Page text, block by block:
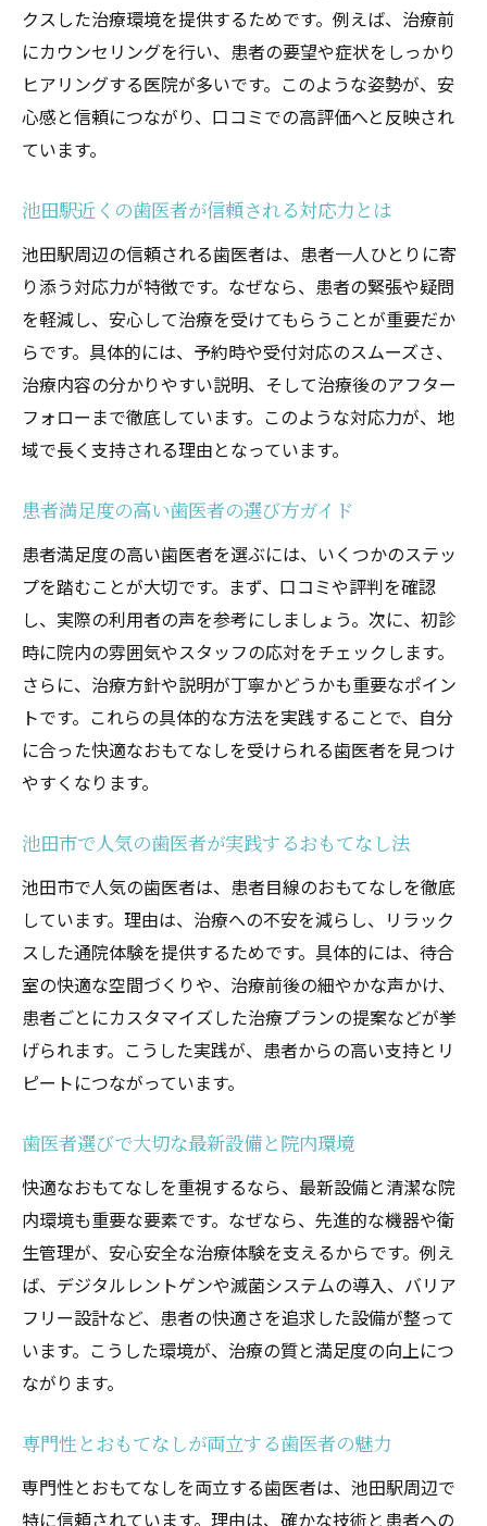
クスした治療環境を提供するためです。例えば、治療前
にカウンセリングを行い、患者の要望や症状をしっかり
ヒアリングする医院が多いです。このような姿勢が、安
心感と信頼につながり、口コミでの高評価へと反映され
ています。
池田駅近くの歯医者が信頼される対応力とは
池田駅周辺の信頼される歯医者は、患者一人ひとりに寄
り添う対応力が特徴です。なぜなら、患者の緊張や疑問
を軽減し、安心して治療を受けてもらうことが重要だか
らです。具体的には、予約時や受付対応のスムーズさ、
治療内容の分かりやすい説明、そして治療後のアフター
フォローまで徹底しています。このような対応力が、地
域で長く支持される理由となっています。
患者満足度の高い歯医者の選び方ガイド
患者満足度の高い歯医者を選ぶには、いくつかのステッ
プを踏むことが大切です。まず、口コミや評判を確認
し、実際の利用者の声を参考にしましょう。次に、初診
時に院内の雰囲気やスタッフの応対をチェックします。
さらに、治療方針や説明が丁寧かどうかも重要なポイン
トです。これらの具体的な方法を実践することで、自分
に合った快適なおもてなしを受けられる歯医者を見つけ
やすくなります。
池田市で人気の歯医者が実践するおもてなし法
池田市で人気の歯医者は、患者目線のおもてなしを徹底
しています。理由は、治療への不安を減らし、リラック
スした通院体験を提供するためです。具体的には、待合
室の快適な空間づくりや、治療前後の細やかな声かけ、
患者ごとにカスタマイズした治療プランの提案などが挙
げられます。こうした実践が、患者からの高い支持とリ
ピートにつながっています。
歯医者選びで大切な最新設備と院内環境
快適なおもてなしを重視するなら、最新設備と清潔な院
内環境も重要な要素です。なぜなら、先進的な機器や衛
生管理が、安心安全な治療体験を支えるからです。例え
ば、デジタルレントゲンや滅菌システムの導入、バリア
フリー設計など、患者の快適さを追求した設備が整って
います。こうした環境が、治療の質と満足度の向上につ
ながります。
専門性とおもてなしが両立する歯医者の魅力
専門性とおもてなしを両立する歯医者は、池田駅周辺で
特に信頼されています。理由は、確かな技術と患者への